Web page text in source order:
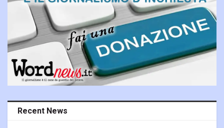
Recent News